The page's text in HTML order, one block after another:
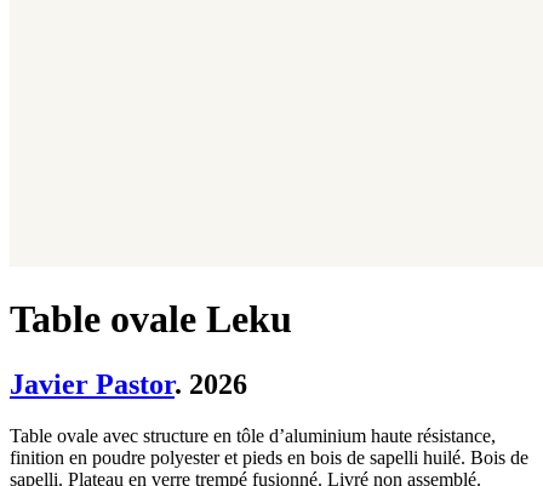
Table ovale Leku
Javier Pastor. 2026
Table ovale avec structure en tôle d’aluminium haute résistance,
finition en poudre polyester et pieds en bois de sapelli huilé. Bois de
sapelli. Plateau en verre trempé fusionné. Livré non assemblé.